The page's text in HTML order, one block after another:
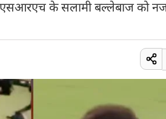
एसआरएच के सलामी बल्लेबाज को